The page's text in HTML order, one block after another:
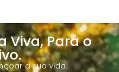
Viva, Para o
a sua vida.